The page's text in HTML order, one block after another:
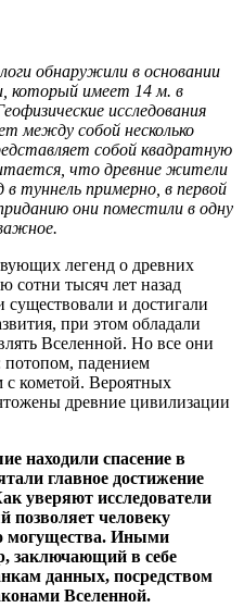
обнаружили в основании
который имеет 14 м. в
исследования
между собой несколько
собой квадратную
что древние жители
туннель примерно, в первой
они поместили в одну
легенд о древних
сотни тысяч лет назад
существовали и достигали
при этом обладали
Вселенной. Но все они
падением
с кометой. Вероятных
древние цивилизации
находили спасение в
главное достижение
уверяют исследователи
позволяет человеку
могущества. Иными
заключающий в себе
данных, посредством
Вселенной.